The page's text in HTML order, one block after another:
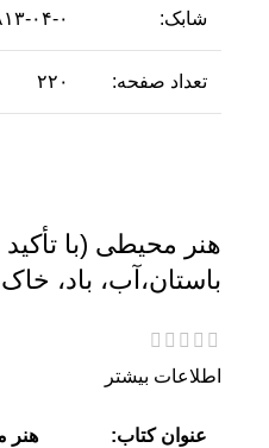
شابک: ۹۷۸-
تعداد صفحه: ۲۲۰
هنر محیطی (با
باستان،آب، باد،
اطلاعات بیشتر
عنوان کتاب: هنر